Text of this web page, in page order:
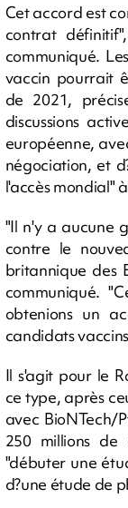
Cet accord est
contrat
communiqué.
vaccin pourrait
de 2021,
discussions
européenne,
négociation, et
l'accès mondial"
"Il n'y a aucune
contre le
britannique des
communiqué.
obtenions un
candidats
Il s'agit pour le
ce type, après
avec BioNTech/
250 millions de
"débuter une
d?une étude de